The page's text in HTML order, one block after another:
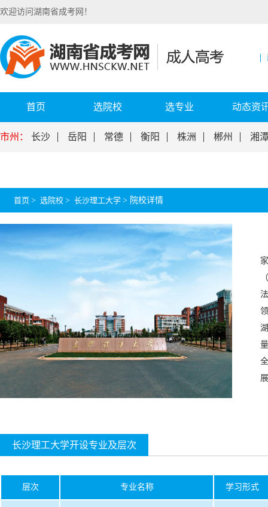
欢迎访问湖南省成考网！
首页 选院校 选专业 动态资
市州： 长沙 岳阳 常德 衡阳 株洲 郴州 湘
首页 > 选院校 > 长沙理工大学 > 院校详情
长沙理工大学开设专业及层次
层次 专业名称 学习形式